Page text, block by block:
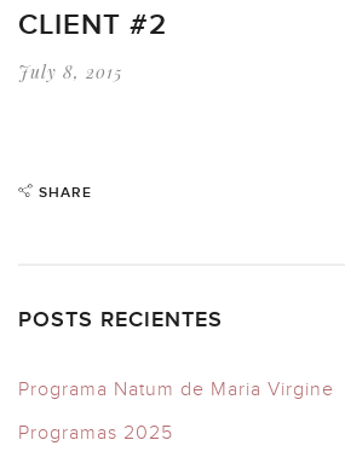
CLIENT #2
July 8, 2015
SHARE
POSTS RECIENTES
Programa Natum de Maria Virgine
Programas 2025